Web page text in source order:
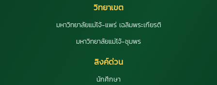
วิทยาเขต
มหาวิทยาลัยแม่โจ้-แพร่ เฉลิมพระเกียรติ
มหาวิทยาลัยแม่โจ้-ชุมพร
ลิงค์ด่วน
นักศึกษา